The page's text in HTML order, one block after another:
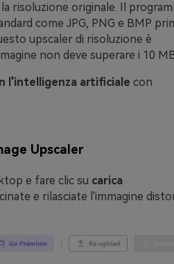
risoluzione originale. Il
come JPG, PNG e BMP
upscaler di risoluzione è
non deve superare i 10
l'intelligenza artificiale con
Upscaler
e fare clic su carica
e rilasciate l'immagine